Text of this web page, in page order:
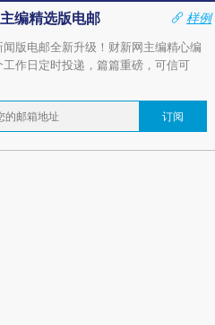
编精选版电邮
样例
闻版电邮全新升级！财新网主编精心编
工作日定时投递，篇篇重磅，可信可
订阅